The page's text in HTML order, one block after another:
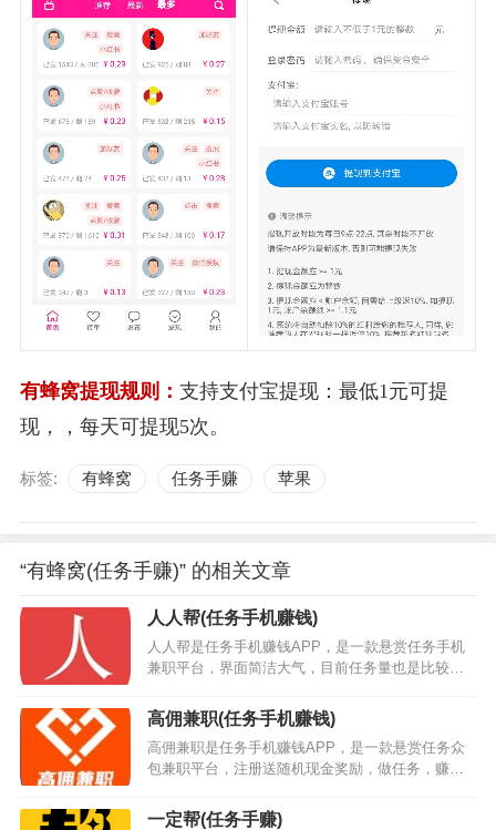
有蜂窝提现规则： 支持支付宝提现：最低1元可提
现，，每天可提现5次。
标签: 有蜂窝 任务手赚 苹果
“有蜂窝(任务手赚)” 的相关文章
人人帮(任务手机赚钱)
人人帮是任务手机赚钱APP，是一款悬赏任务手机
兼职平台，界面简洁大气，目前任务量也是比较多
自己轻松的赚取更多的收益，每天都能赚个零花
钱。人人帮app下载安装后，平台大厅内任务多多，
包括不限于注册、下载、发帖、电商、砍价、助
力、试玩等等，同时也可以根据价格、人气、易
做、快审等方式来筛选适合自己的任务，每天利用
碎片时间就能为自己带来不错的收入，你还在等什
高佣兼职(任务手机赚钱)
高佣兼职是任务手机赚钱APP，是一款悬赏任务众
包兼职平台，注册送随机现金奖励，做任务，赚赏
到手软。…
一定帮(任务手赚)